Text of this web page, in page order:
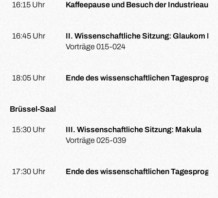
16:15 Uhr Kaffeepause und Besuch der
16:45 Uhr
II. Wissenschaftliche Sitzung: Glaukom I
Vorträge 015-024
18:05 Uhr Ende des wissenschaftlichen
Brüssel-Saal
15:30 Uhr
III. Wissenschaftliche Sitzung: Makula
Vorträge 025-039
17:30 Uhr Ende des wissenschaftlichen